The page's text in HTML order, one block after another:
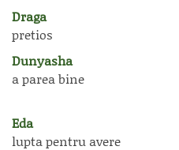
Draga
pretios
Dunyasha
a parea bine
Eda
lupta pentru avere